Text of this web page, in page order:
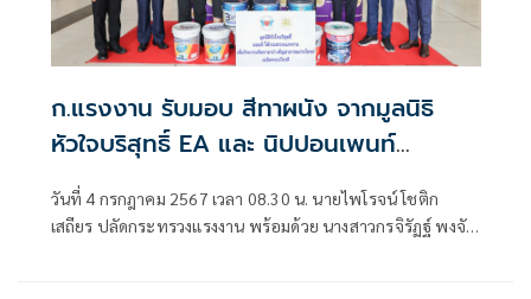
ก.แรงงาน รับมอบ สีทาผนัง จากมูลนิธิ
หัวใจบริสุทธิ์ EA และ นิปปอนเพนท์
สนับสนุนกิจกรรมจิตอาสา เฉลิมพระเกียรติ
พระบาทสมเด็จพระเจ้าอยู่หัว
วันที่ 4 กรกฎาคม 2567 เวลา 08.30 น. นายไพโรจน์ โชติก
เสถียร ปลัดกระทรวงแรงงาน พร้อมด้วย นางสาวกรจิรัฏฐ์ พงจัน